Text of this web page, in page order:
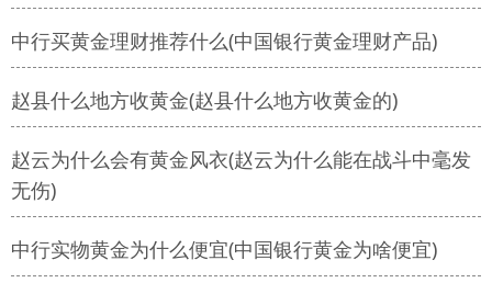
中行买黄金理财推荐什么(中国银行黄金理财产品)
赵县什么地方收黄金(赵县什么地方收黄金的)
赵云为什么会有黄金风衣(赵云为什么能在战斗中毫发
无伤)
中行实物黄金为什么便宜(中国银行黄金为啥便宜)